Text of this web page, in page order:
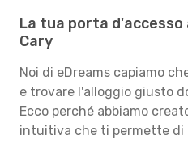
La tua porta
Cary
Noi di eDreams capiamo
e trovare l'alloggio giusto
Ecco perché abbiamo
intuitiva che ti permette